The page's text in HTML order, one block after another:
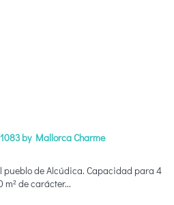
by Mallorca Charme
pueblo de Alcúdica. Capacidad para 4
de carácter...